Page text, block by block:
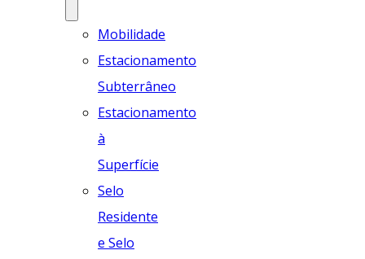
Mobilidade
Estacionamento
Subterrâneo
Estacionamento
à
Superfície
Selo
Residente
e Selo